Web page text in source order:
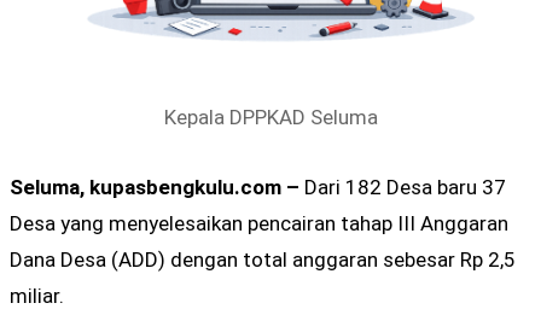
Kepala DPPKAD Seluma
Seluma, kupasbengkulu.com – Dari 182 Desa baru 37
Desa yang menyelesaikan pencairan tahap III Anggaran
Dana Desa (ADD) dengan total anggaran sebesar Rp 2,5
miliar.